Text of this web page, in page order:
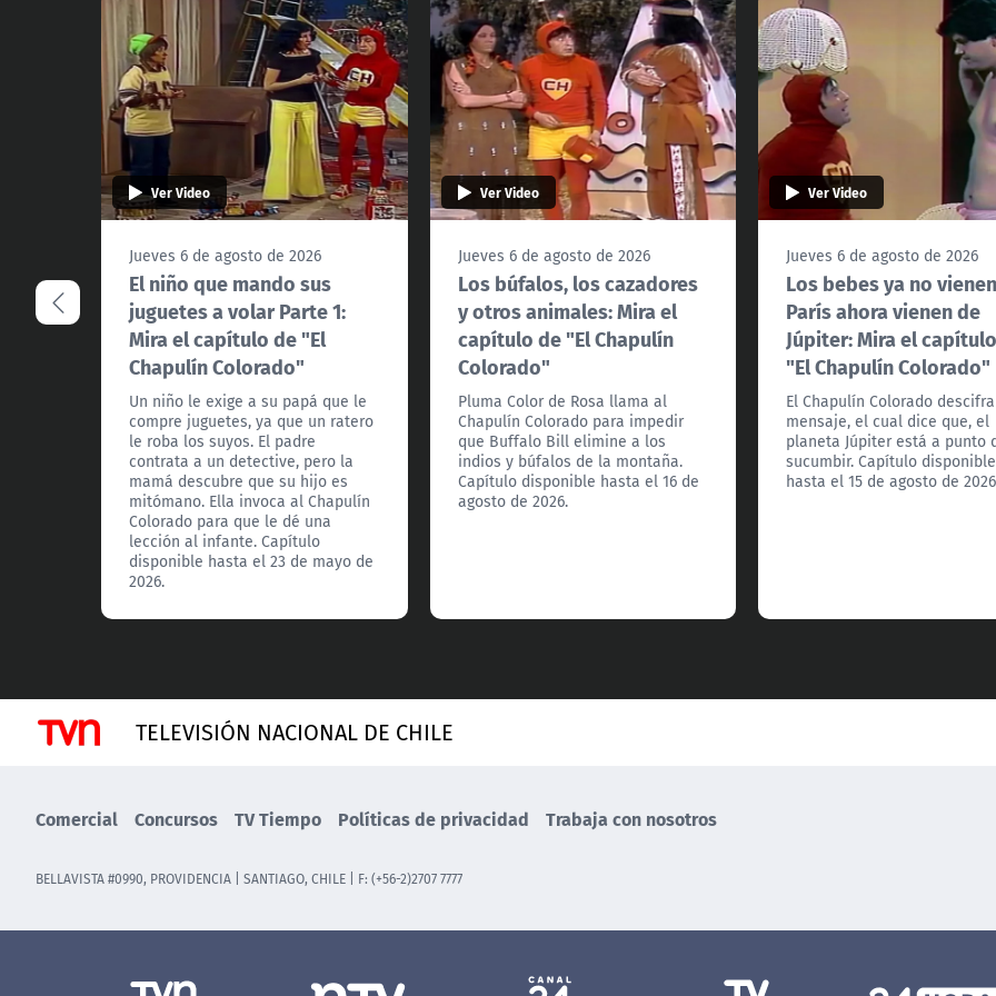
Ver Video
Jueves 6 de agosto de 2026
El niño que mando sus
juguetes a volar Parte 1:
Mira el capítulo de "El
Chapulín Colorado"
Un niño le exige a su papá que le
compre juguetes, ya que un ratero
le roba los suyos. El padre
contrata a un detective, pero la
mamá descubre que su hijo es
mitómano. Ella invoca al Chapulín
Colorado para que le dé una
lección al infante. Capítulo
disponible hasta el 23 de mayo de
2026.
Ver Video
Jueves 6 de agosto de 2026
Los búfalos, los cazadores
y otros animales: Mira el
capítulo de "El Chapulín
Colorado"
Pluma Color de Rosa llama al
Chapulín Colorado para impedir
que Buffalo Bill elimine a los
indios y búfalos de la montaña.
Capítulo disponible hasta el 16 de
agosto de 2026.
Ver Video
Jueves 6 de agosto de 2026
Los bebes ya no
París ahora vienen de
Júpiter: Mira el
"El Chapulín Colorado"
El Chapulín Colorado
mensaje, el cual dice que, el
planeta Júpiter está a punto
sucumbir. Capítulo disponible
hasta el 15 de agosto de
TELEVISIÓN NACIONAL DE CHILE
Comercial Concursos TV Tiempo Políticas de privacidad Trabaja con nosotros
BELLAVISTA #0990, PROVIDENCIA | SANTIAGO, CHILE | F: (+56-2)2707 7777